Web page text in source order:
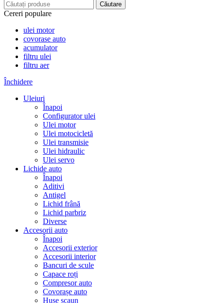
Căutare
Cereri populare
ulei motor
covorase auto
acumulator
filtru ulei
filtru aer
Închidere
Uleiuri
Înapoi
Configurator ulei
Ulei motor
Ulei motocicletă
Ulei transmisie
Ulei hidraulic
Ulei servo
Lichide auto
Înapoi
Aditivi
Antigel
Lichid frână
Lichid parbriz
Diverse
Accesorii auto
Înapoi
Accesorii exterior
Accesorii interior
Bancuri de scule
Capace roți
Compresor auto
Covorașe auto
Huse scaun